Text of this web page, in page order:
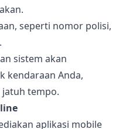
seperti nomor polisi,
sistem akan
kendaraan Anda,
tempo.
aplikasi mobile